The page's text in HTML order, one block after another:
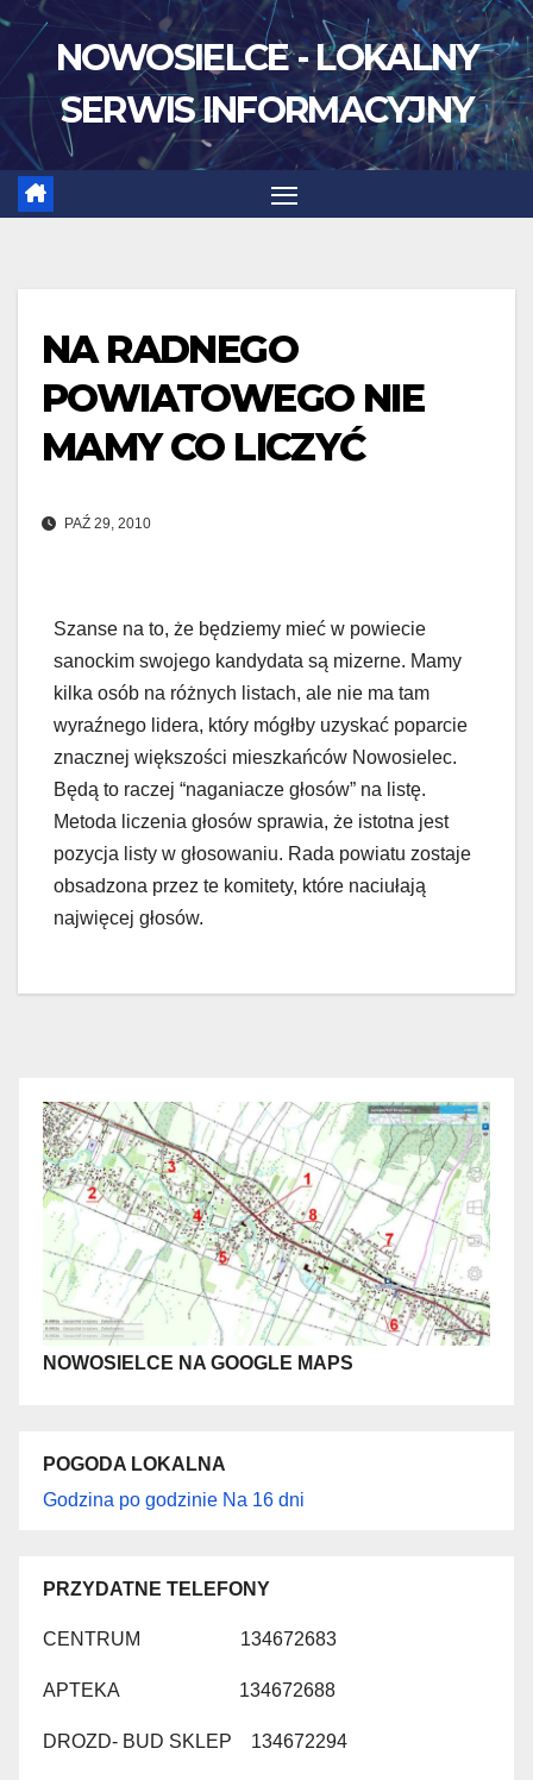
Skip
content
NOWOSIELCE - LOKALNY
SERWIS INFORMACYJNY
NA RADNEGO
POWIATOWEGO NIE
MAMY CO LICZYĆ
PAŹ 29, 2010
Szanse na to, że będziemy mieć w powiecie
sanockim swojego kandydata są mizerne. Mamy
kilka osób na różnych listach, ale nie ma tam
wyraźnego lidera, który mógłby uzyskać poparcie
znacznej większości mieszkańców Nowosielec.
Będą to raczej “naganiacze głosów” na listę.
Metoda liczenia głosów sprawia, że istotna jest
pozycja listy w głosowaniu. Rada powiatu zostaje
obsadzona przez te komitety, które naciułają
najwięcej głosów.
NOWOSIELCE NA GOOGLE MAPS
POGODA LOKALNA
Godzina po godzinie Na 16 dni
PRZYDATNE TELEFONY
CENTRUM 134672683
APTEKA 134672688
DROZD- BUD SKLEP 134672294